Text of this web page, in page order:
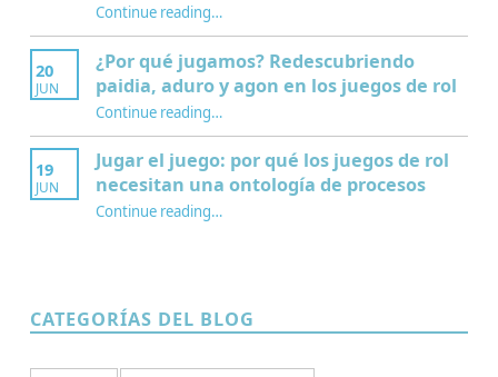
Continue reading“¿Qué es la Mesa de juego? Una perspectiva sociológica de los juegos de rol de mesa”
…
20
JUN
¿Por qué jugamos? Redescubriendo
paidia, aduro y agon en los juegos de rol
Continue reading“¿Por qué jugamos? Redescubriendo paidia, aduro y agon en los juegos de rol”
…
19
JUN
Jugar el juego: por qué los juegos de rol
necesitan una ontología de procesos
Continue reading“Jugar el juego: por qué los juegos de rol necesitan una ontología de procesos”
…
CATEGORÍAS DEL BLOG